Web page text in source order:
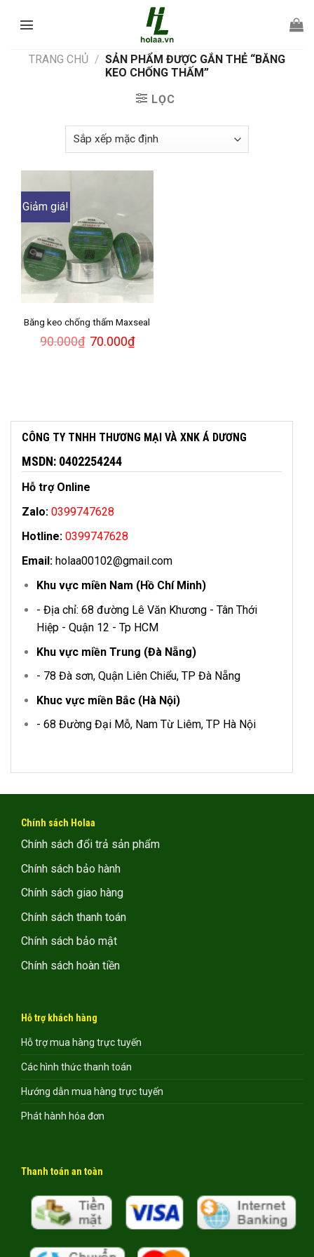
TRANG CHỦ / SẢN PHẨM ĐƯỢC GẮN THẺ “BĂNG
KEO CHỐNG THẤM”
LỌC
Giảm giá!
Băng keo chống thấm Maxseal
90.000₫ Giá
gốc
70.000₫Giá
hiện
CÔNG TY TNHH THƯƠNG MẠI VÀ XNK Á DƯƠNG
MSDN: 0402254244
Hỗ trợ Online
Zalo: 0399747628
Hotline: 0399747628
Email: holaa00102@gmail.com
Khu vực miền Nam (Hồ Chí Minh)
- Địa chỉ: 68 đường Lê Văn Khương - Tân Thới
Hiệp - Quận 12 - Tp HCM
Khu vực miền Trung (Đà Nẵng)
- 78 Đà sơn, Quận Liên Chiểu, TP Đà Nẵng
Khuc vực miền Bắc (Hà Nội)
- 68 Đường Đại Mỗ, Nam Từ Liêm, TP Hà Nội
Chính sách Holaa
Chính sách đổi trả sản phẩm
Chính sách bảo hành
Chính sách giao hàng
Chính sách thanh toán
Chính sách bảo mật
Chính sách hoàn tiền
Hỗ trợ khách hàng
Hỗ trợ mua hàng trực tuyến
Các hình thức thanh toán
Hướng dẫn mua hàng trực tuyến
Phát hành hóa đơn
Thanh toán an toàn